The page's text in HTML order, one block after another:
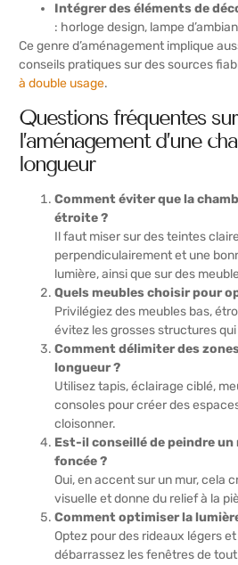
Intégrer des éléments de
: horloge design, lampe
Ce genre d’aménagement implique
conseils pratiques sur des sources
à double usage.
Questions fréquentes
l’aménagement d’une
longueur
Comment éviter que la
étroite ?
Il faut miser sur des teintes
perpendiculairement et une
lumière, ainsi que sur des
Quels meubles choisir pour
Privilégiez des meubles bas,
évitez les grosses structures
Comment délimiter des
longueur ?
Utilisez tapis, éclairage ciblé,
consoles pour créer des
cloisonner.
Est-il conseillé de peindre un
foncée ?
Oui, en accent sur un mur, cela
visuelle et donne du relief à la
Comment optimiser la
Optez pour des rideaux légers
débarrassez les fenêtres de